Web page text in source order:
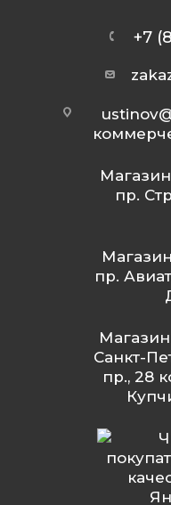
+7
пр.
пр.
Санкт-
пр., 28